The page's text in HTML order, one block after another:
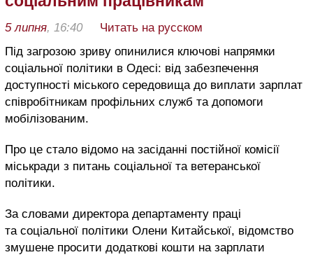
5 липня, 16:40
Читать на русском
Під загрозою зриву опинилися ключові напрямки
соціальної політики в Одесі: від забезпечення
доступності міського середовища до виплати зарплат
співробітникам профільних служб та допомоги
мобілізованим.
Про це стало відомо на засіданні постійної комісії
міськради з питань соціальної та ветеранської
політики.
За словами директора департаменту праці
та соціальної політики Олени Китайської, відомство
змушене просити додаткові кошти на зарплати